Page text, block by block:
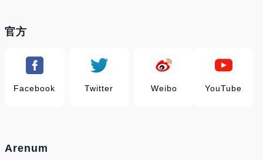
官方
Facebook Twitter Weibo YouTube
Arenum